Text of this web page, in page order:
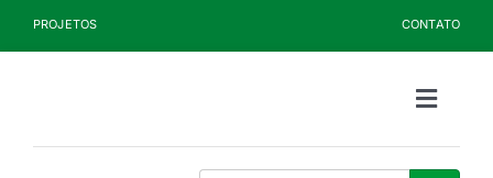
PROJETOS CONTATO
Toggle